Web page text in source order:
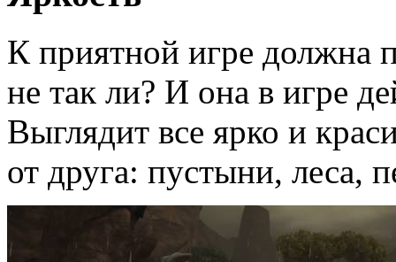
К приятной игре должна
не так ли? И она в игре
Выглядит все ярко и
от друга: пустыни, леса,